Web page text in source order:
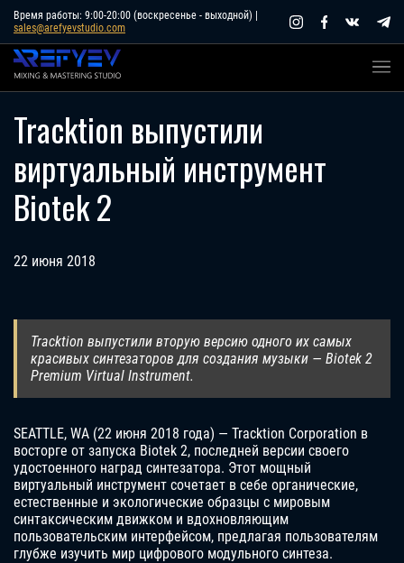
Skip
content
Время работы: 9:00-20:00 (воскресенье - выходной) |
sales@arefyevstudio.com
Tracktion выпустили
виртуальный инструмент
Biotek 2
22 июня 2018
Tracktion выпустили вторую версию одного их самых
красивых синтезаторов для создания музыки — Biotek 2
Premium Virtual Instrument.
SEATTLE, WA (22 июня 2018 года) — Tracktion Corporation в
восторге от запуска Biotek 2, последней версии своего
удостоенного наград синтезатора. Этот мощный
виртуальный инструмент сочетает в себе органические,
естественные и экологические образцы с мировым
синтаксическим движком и вдохновляющим
пользовательским интерфейсом, предлагая пользователям
глубже изучить мир цифрового модульного синтеза.